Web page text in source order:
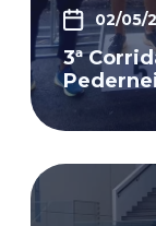
02/05/
3ª